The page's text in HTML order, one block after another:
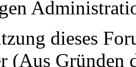
dieses
(Aus Gründen